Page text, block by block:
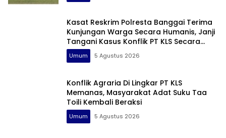
Kasat Reskrim Polresta Banggai Terima
Kunjungan Warga Secara Humanis, Janji
Tangani Kasus Konflik PT KLS Secara
Profesional
Umum 5 Agustus 2026
Konflik Agraria Di Lingkar PT KLS
Memanas, Masyarakat Adat Suku Taa
Toili Kembali Beraksi
Umum 5 Agustus 2026